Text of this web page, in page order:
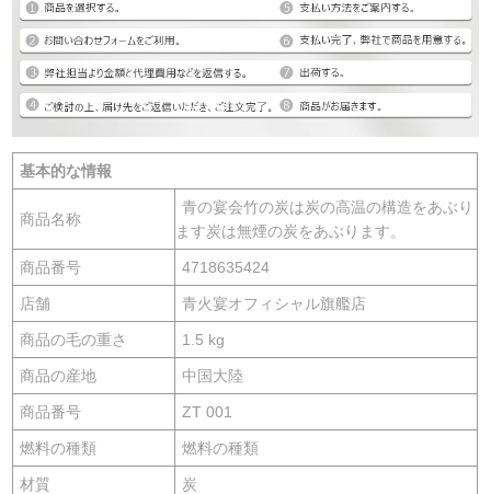
基本的な情報
商品名称
青の宴会竹の炭は炭の高温の構造をあぶり
ます炭は無煙の炭をあぶります。
商品番号 4718635424
店舗 青火宴オフィシャル旗艦店
商品の毛の重さ 1.5 kg
商品の産地 中国大陸
商品番号 ZT 001
燃料の種類 燃料の種類
材質 炭